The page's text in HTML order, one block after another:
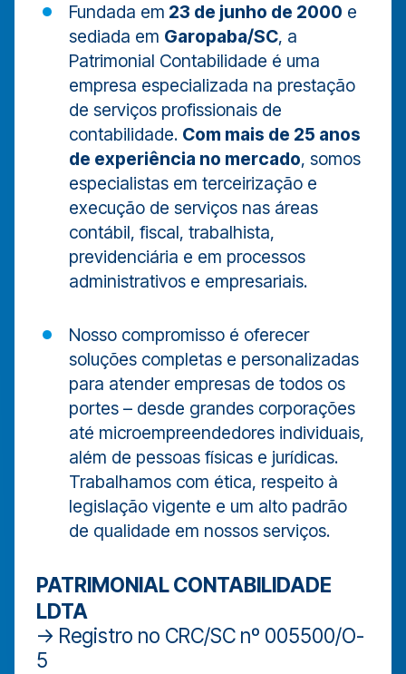
Fundada em 23 de junho de 2000 e
sediada em Garopaba/SC, a
Patrimonial Contabilidade é uma
empresa especializada na prestação
de serviços profissionais de
contabilidade. Com mais de 25 anos
de experiência no mercado, somos
especialistas em terceirização e
execução de serviços nas áreas
contábil, fiscal, trabalhista,
previdenciária e em processos
administrativos e empresariais.
Nosso compromisso é oferecer
soluções completas e personalizadas
para atender empresas de todos os
portes – desde grandes corporações
até microempreendedores individuais,
além de pessoas físicas e jurídicas.
Trabalhamos com ética, respeito à
legislação vigente e um alto padrão
de qualidade em nossos serviços.
PATRIMONIAL CONTABILIDADE
LDTA
-> Registro no CRC/SC nº 005500/O-
5